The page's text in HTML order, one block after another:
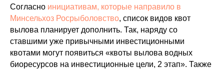
Согласно инициативам, которые направило в
Минсельхоз Росрыболовство, список видов квот
вылова планирует дополнить. Так, наряду со
ставшими уже привычными инвестиционными
квотами могут появиться «квоты вылова водных
биоресурсов на инвестиционные цели, 2 этап». Также